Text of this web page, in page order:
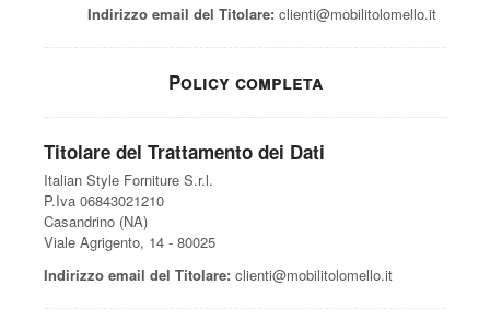
Indirizzo email del Titolare: clienti@mobilitolomello.it
Policy completa
Titolare del Trattamento dei Dati
Italian Style Forniture S.r.l.
P.Iva 06843021210
Casandrino (NA)
Viale Agrigento, 14 - 80025
Indirizzo email del Titolare: clienti@mobilitolomello.it